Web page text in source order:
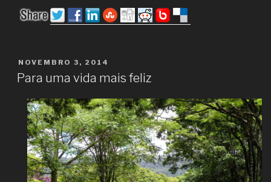
sempre!”
PUBLICADO
EM
NOVEMBRO 3, 2014
Para uma vida mais feliz